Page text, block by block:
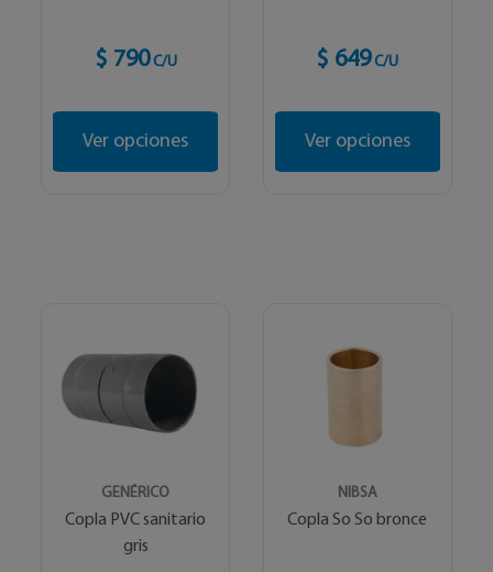
$ 790 C/U
Ver opciones
$ 649 C/U
Ver opciones
GENÉRICO
Copla PVC sanitario
gris
NIBSA
Copla So So bronce